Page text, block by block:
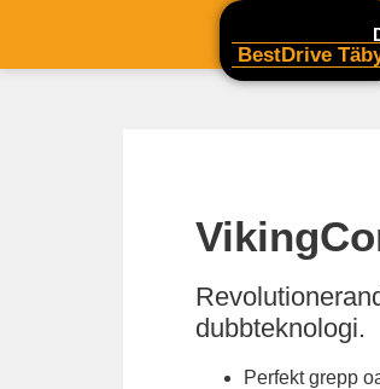
BestDrive
dubbteknologi.
Perfekt grepp